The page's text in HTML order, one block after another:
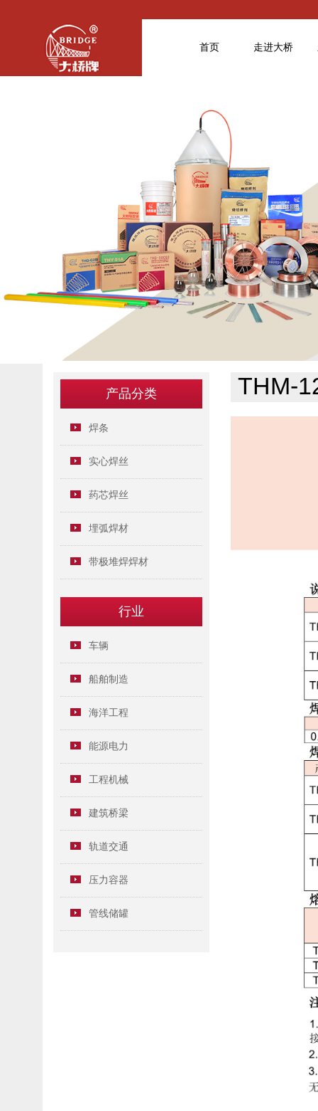
首页 走进大桥
产品分类
焊条
实心焊丝
药芯焊丝
埋弧焊材
带极堆焊焊材
行业
车辆
船舶制造
海洋工程
能源电力
工程机械
建筑桥梁
轨道交通
压力容器
管线储罐
THM-